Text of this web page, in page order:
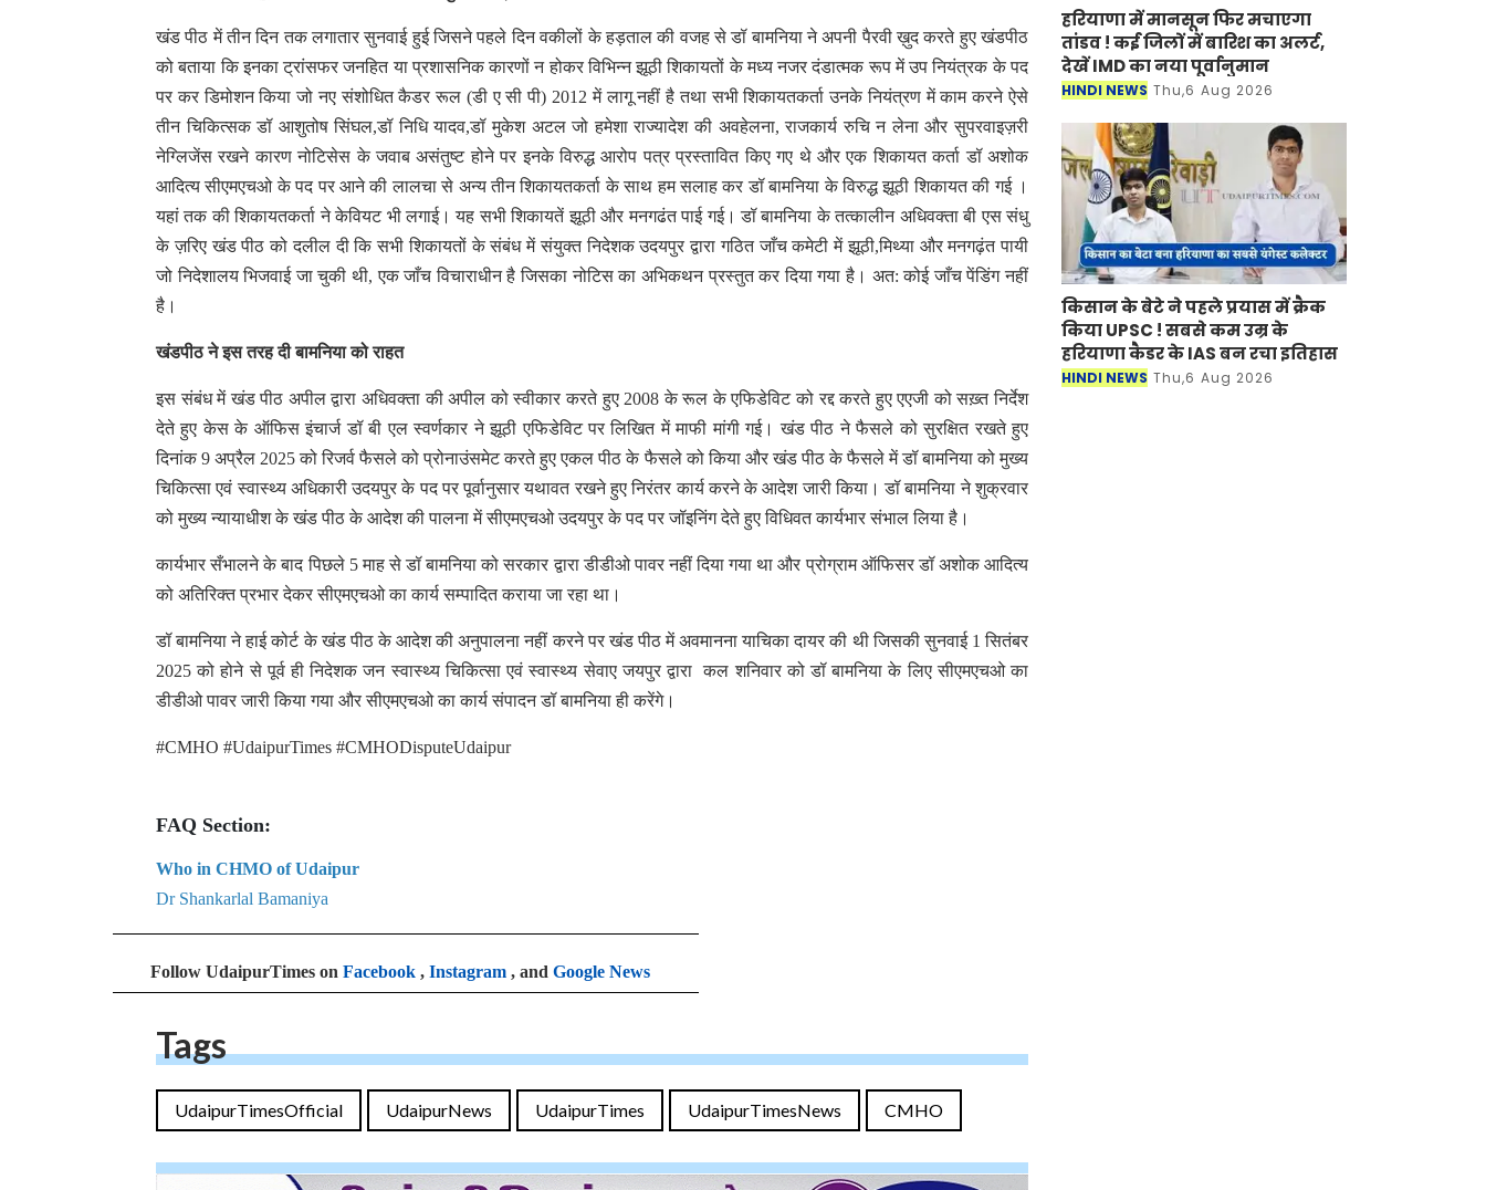
खंड पीठ में तीन दिन तक लगातार सुनवाई हुई जिसने पहले दिन वकीलों के हड़ताल की वजह से डॉ बामनिया ने अपनी पैरवी ख़ुद करते हुए खंडपीठ
को बताया कि इनका ट्रांसफर जनहित या प्रशासनिक कारणों न होकर विभिन्न झूठी शिकायतों के मध्य नजर दंडात्मक रूप में उप नियंत्रक के पद
पर कर डिमोशन किया जो नए संशोधित कैडर रूल (डी ए सी पी) 2012 में लागू नहीं है तथा सभी शिकायतकर्ता उनके नियंत्रण में काम करने ऐसे
तीन चिकित्सक डॉ आशुतोष सिंघल,डॉ निधि यादव,डॉ मुकेश अटल जो हमेशा राज्यादेश की अवहेलना, राजकार्य रुचि न लेना और सुपरवाइज़री
नेग्लिजेंस रखने कारण नोटिसेस के जवाब असंतुष्ट होने पर इनके विरुद्ध आरोप पत्र प्रस्तावित किए गए थे और एक शिकायत कर्ता डॉ अशोक
आदित्य सीएमएचओ के पद पर आने की लालचा से अन्य तीन शिकायतकर्ता के साथ हम सलाह कर डॉ बामनिया के विरुद्ध झूठी शिकायत की गई ।
यहां तक की शिकायतकर्ता ने केवियट भी लगाई। यह सभी शिकायतें झूठी और मनगढंत पाई गई। डॉ बामनिया के तत्कालीन अधिवक्ता बी एस संधु
के ज़रिए खंड पीठ को दलील दी कि सभी शिकायतों के संबंध में संयुक्त निदेशक उदयपुर द्वारा गठित जाँच कमेटी में झूठी,मिथ्या और मनगढ़ंत पायी
जो निदेशालय भिजवाई जा चुकी थी, एक जाँच विचाराधीन है जिसका नोटिस का अभिकथन प्रस्तुत कर दिया गया है। अत: कोई जाँच पेंडिंग नहीं
है।
खंडपीठ ने इस तरह दी बामनिया को राहत
इस संबंध में खंड पीठ अपील द्वारा अधिवक्ता की अपील को स्वीकार करते हुए 2008 के रूल के एफिडेविट को रद्द करते हुए एएजी को सख़्त निर्देश
देते हुए केस के ऑफिस इंचार्ज डॉ बी एल स्वर्णकार ने झूठी एफिडेविट पर लिखित में माफी मांगी गई। खंड पीठ ने फैसले को सुरक्षित रखते हुए
दिनांक 9 अप्रैल 2025 को रिजर्व फैसले को प्रोनाउंसमेट करते हुए एकल पीठ के फैसले को किया और खंड पीठ के फैसले में डॉ बामनिया को मुख्य
चिकित्सा एवं स्वास्थ्य अधिकारी उदयपुर के पद पर पूर्वानुसार यथावत रखने हुए निरंतर कार्य करने के आदेश जारी किया। डॉ बामनिया ने शुक्रवार
को मुख्य न्यायाधीश के खंड पीठ के आदेश की पालना में सीएमएचओ उदयपुर के पद पर जॉइनिंग देते हुए विधिवत कार्यभार संभाल लिया है।
कार्यभार सँभालने के बाद पिछले 5 माह से डॉ बामनिया को सरकार द्वारा डीडीओ पावर नहीं दिया गया था और प्रोग्राम ऑफिसर डॉ अशोक आदित्य
को अतिरिक्त प्रभार देकर सीएमएचओ का कार्य सम्पादित कराया जा रहा था।
डॉ बामनिया ने हाई कोर्ट के खंड पीठ के आदेश की अनुपालना नहीं करने पर खंड पीठ में अवमानना याचिका दायर की थी जिसकी सुनवाई 1 सितंबर
2025 को होने से पूर्व ही निदेशक जन स्वास्थ्य चिकित्सा एवं स्वास्थ्य सेवाए जयपुर द्वारा कल शनिवार को डॉ बामनिया के लिए सीएमएचओ का
डीडीओ पावर जारी किया गया और सीएमएचओ का कार्य संपादन डॉ बामनिया ही करेंगे।
#CMHO #UdaipurTimes #CMHODisputeUdaipur
FAQ Section:
Who in CHMO of Udaipur
Dr Shankarlal Bamaniya
Follow UdaipurTimes on Facebook , Instagram , and Google News
Tags
UdaipurTimesOfficial UdaipurNews UdaipurTimes UdaipurTimesNews CMHO
हरियाणा में मानसून फिर मचाएगा
तांडव ! कई जिलों में बारिश का अलर्ट,
देखें IMD का नया पूर्वानुमान
HINDI NEWS Thu,6 Aug 2026
किसान के बेटे ने पहले प्रयास में क्रैक
किया UPSC ! सबसे कम उम्र के
हरियाणा कैडर के IAS बन रचा इतिहास
HINDI NEWS Thu,6 Aug 2026